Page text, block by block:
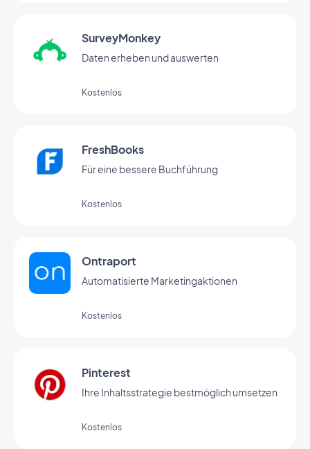
SurveyMonkey
Daten erheben und auswerten
Kostenlos
FreshBooks
Für eine bessere Buchführung
Kostenlos
Ontraport
Automatisierte Marketingaktionen
Kostenlos
Pinterest
Ihre Inhaltsstrategie bestmöglich umsetzen
Kostenlos